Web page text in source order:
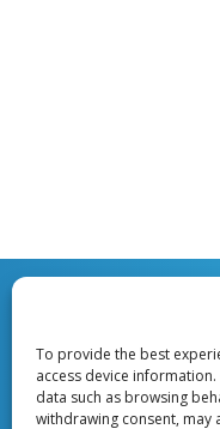
To provide the best
access device
data such as browsing
withdrawing consent, may